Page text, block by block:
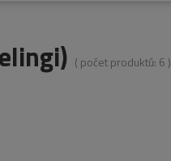
( počet produktů: 6 )